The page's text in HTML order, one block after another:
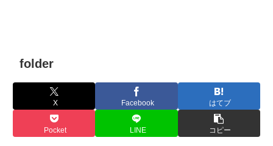
folder
X Facebook はてブ
Pocket LINE コピー